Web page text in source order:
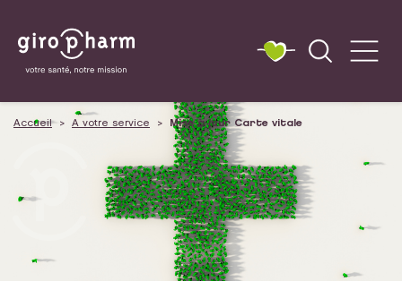
Accueil A votre service Mise à jour Carte vitale